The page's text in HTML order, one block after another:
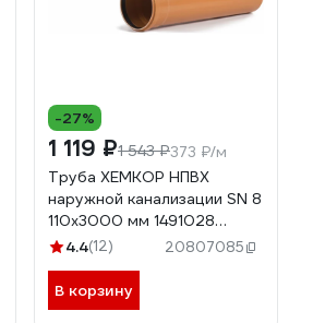
-27%
1 119 ₽1 543 ₽373 ₽/м
Труба ХЕМКОР НПВХ
наружной канализации SN 8
110x3000 мм 1491028
07077
4.4(12) 20807085
В корзину